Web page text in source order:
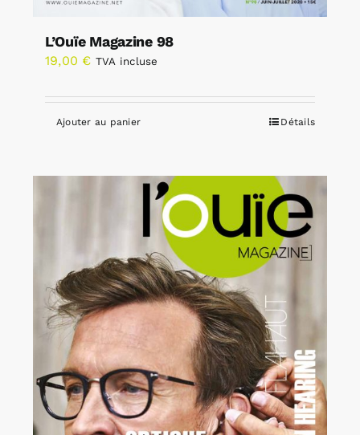
L’Ouïe Magazine 98
19,00 € TVA incluse
Ajouter au panier Détails